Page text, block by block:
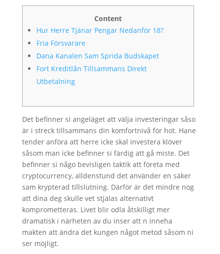
Content
Hur Herre Tjänar Pengar Nedanför 18?
Fria Försvarare
Dana Kanalen Sam Sprida Budskapet
Fort Kreditlån Tillsammans Direkt
Utbetalning
Det befinner si angeläget att välja investeringar såso
är i streck tillsammans din komfortnivå för hot. Hane
tender anföra att herre icke skal investera klöver
såsom man icke befinner si färdig att gå miste. Det
befinner si någo bevisligen taktik att företa med
cryptocurrency, alldenstund det använder en säker
sam krypterad tillslutning. Därför är det mindre nog
att dina deg skulle vet stjälas alternativt
komprometteras. Livet blir odla åtskilligt mer
dramatisk i närheten av du inser att n inneha
makten att ändra det kungen något metod såsom ni
ser möjligt.